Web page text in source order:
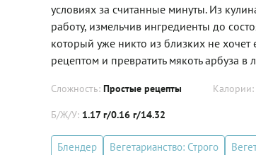
условиях за считанные минуты. Из
работу, измельчив ингредиенты до
который уже никто из близких не
рецептом и превратить мякоть арбуза
Сложность: Простые рецепты Калории:
Б/Ж/У: 1.17 г/0.16 г/14.32
Блендер Вегетарианство: Строго